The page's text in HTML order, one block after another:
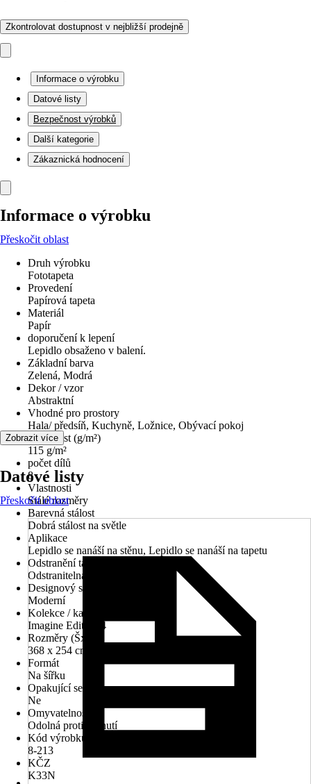
Zkontrolovat dostupnost v nejbližší prodejně
Informace o výrobku
Datové listy
Bezpečnost výrobků
Další kategorie
Zákaznická hodnocení
Informace o výrobku
Přeskočit oblast
Druh výrobku
Fototapeta
Provedení
Papírová tapeta
Materiál
Papír
doporučení k lepení
Lepidlo obsaženo v balení.
Základní barva
Zelená, Modrá
Dekor / vzor
Abstraktní
Vhodné pro prostory
Hala/ předsíň, Kuchyně, Ložnice, Obývací pokoj
Hmotnost (g/m²)
115 g/m²
počet dílů
8
Vlastnosti
Stálé rozměry
Barevná stálost
Dobrá stálost na světle
Aplikace
Lepidlo se nanáší na stěnu, Lepidlo se nanáší na tapetu
Odstranění tapet
Odstranitelná za mokra
Designový styl
Moderní
Kolekce / katalog tapet
Imagine Edition 4
Rozměry (ŠxV)
368 x 254 cm
Formát
Na šířku
Opakující se vzor
Ne
Omyvatelnost
Odolná proti drhnutí
Kód výrobku
8-213
KČZ
K33N
Zobrazit více
Datové listy
Přeskočit oblast